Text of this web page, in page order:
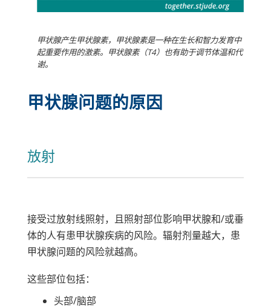
甲状腺产生甲状腺素，甲状腺素是一种在生长和智力发育中
起重要作用的激素。甲状腺素（T4）也有助于调节体温和代
谢。
甲状腺问题的原因
放射
接受过放射线照射，且照射部位影响甲状腺和/或垂
体的人有患甲状腺疾病的风险。辐射剂量越大，患
甲状腺问题的风险就越高。
这些部位包括：
头部/脑部